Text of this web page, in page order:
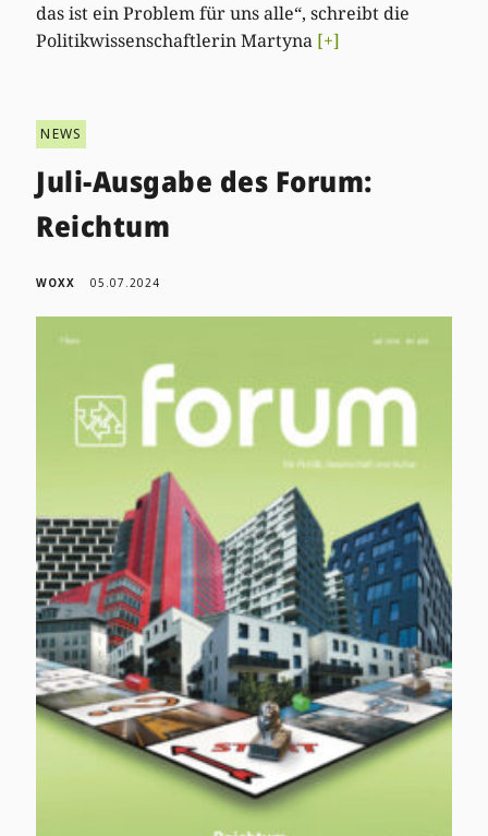
das ist ein Problem für uns alle“, schreibt die
Politikwissenschaftlerin Martyna [+]
NEWS
Juli-Ausgabe des Forum:
Reichtum
WOXX 05.07.2024